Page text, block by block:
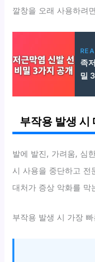
깔창을 오래 사용하려
족
밀
부작용 발생 시
발에 발진, 가려움, 심
시 사용을 중단하고 전
대처가 증상 악화를 막
부작용 발생 시 가장